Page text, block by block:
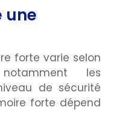
une
forte varie selon
les
de sécurité
forte dépend